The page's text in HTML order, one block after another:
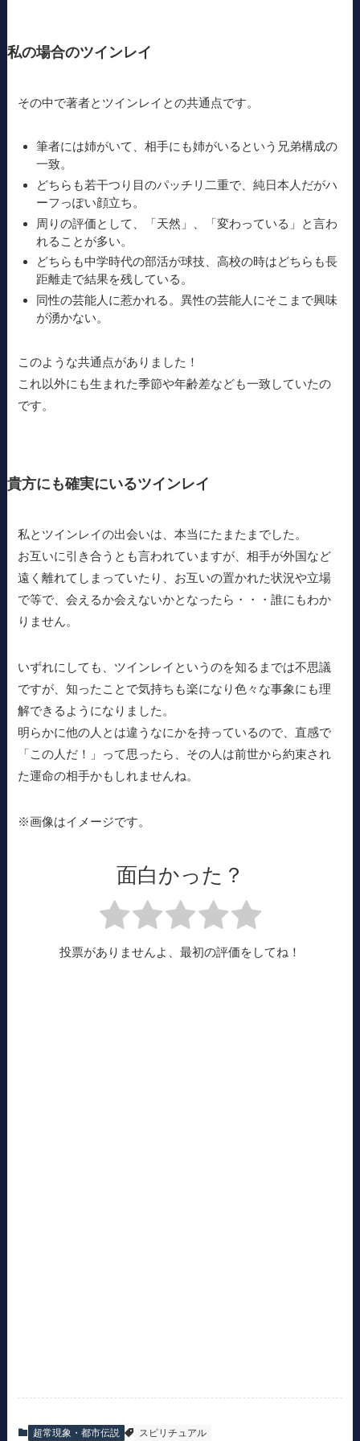
私の場合のツインレイ
その中で著者とツインレイとの共通点です。
筆者には姉がいて、相手にも姉がいるという兄弟構成の
一致。
どちらも若干つり目のパッチリ二重で、純日本人だがハ
ーフっぽい顔立ち。
周りの評価として、「天然」、「変わっている」と言わ
れることが多い。
どちらも中学時代の部活が球技、高校の時はどちらも長
距離走で結果を残している。
同性の芸能人に惹かれる。異性の芸能人にそこまで興味
が湧かない。
このような共通点がありました！
これ以外にも生まれた季節や年齢差なども一致していたの
です。
貴方にも確実にいるツインレイ
私とツインレイの出会いは、本当にたまたまでした。
お互いに引き合うとも言われていますが、相手が外国など
遠く離れてしまっていたり、お互いの置かれた状況や立場
で等で、会えるか会えないかとなったら・・・誰にもわか
りません。
いずれにしても、ツインレイというのを知るまでは不思議
ですが、知ったことで気持ちも楽になり色々な事象にも理
解できるようになりました。
明らかに他の人とは違うなにかを持っているので、直感で
「この人だ！」って思ったら、その人は前世から約束され
た運命の相手かもしれませんね。
※画像はイメージです。
面白かった？
投票がありませんよ、最初の評価をしてね！
超常現象・都市伝説 スピリチュアル